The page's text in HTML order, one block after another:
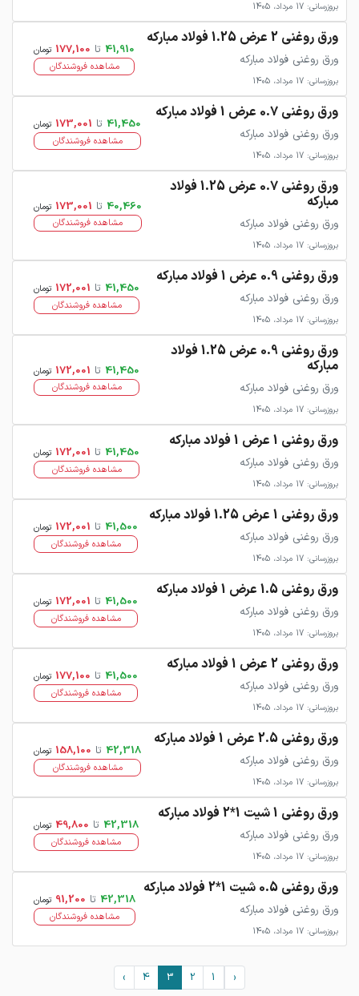
بروزرسانی: 17 مرداد، 1405
ورق روغنی 2 عرض 1.25 فولاد مبارکه
ورق روغنی فولاد مبارکه
بروزرسانی: 17 مرداد، 1405
41,910 تا 177,100 تومان
مشاهده فروشندگان
ورق روغنی 0.7 عرض 1 فولاد مبارکه
ورق روغنی فولاد مبارکه
بروزرسانی: 17 مرداد، 1405
41,450 تا 173,001 تومان
مشاهده فروشندگان
ورق روغنی 0.7 عرض 1.25 فولاد
مبارکه
ورق روغنی فولاد مبارکه
بروزرسانی: 17 مرداد، 1405
40,460 تا 173,001 تومان
مشاهده فروشندگان
ورق روغنی 0.9 عرض 1 فولاد مبارکه
ورق روغنی فولاد مبارکه
بروزرسانی: 17 مرداد، 1405
41,450 تا 172,001 تومان
مشاهده فروشندگان
ورق روغنی 0.9 عرض 1.25 فولاد
مبارکه
ورق روغنی فولاد مبارکه
بروزرسانی: 17 مرداد، 1405
41,450 تا 172,001 تومان
مشاهده فروشندگان
ورق روغنی 1 عرض 1 فولاد مبارکه
ورق روغنی فولاد مبارکه
بروزرسانی: 17 مرداد، 1405
41,450 تا 172,001 تومان
مشاهده فروشندگان
ورق روغنی 1 عرض 1.25 فولاد مبارکه
ورق روغنی فولاد مبارکه
بروزرسانی: 17 مرداد، 1405
41,500 تا 172,001 تومان
مشاهده فروشندگان
ورق روغنی 1.5 عرض 1 فولاد مبارکه
ورق روغنی فولاد مبارکه
بروزرسانی: 17 مرداد، 1405
41,500 تا 172,001 تومان
مشاهده فروشندگان
ورق روغنی 2 عرض 1 فولاد مبارکه
ورق روغنی فولاد مبارکه
بروزرسانی: 17 مرداد، 1405
41,500 تا 177,100 تومان
مشاهده فروشندگان
ورق روغنی 2.5 عرض 1 فولاد مبارکه
ورق روغنی فولاد مبارکه
بروزرسانی: 17 مرداد، 1405
42,318 تا 158,100 تومان
مشاهده فروشندگان
ورق روغنی 1 شیت 1*2 فولاد مبارکه
ورق روغنی فولاد مبارکه
بروزرسانی: 17 مرداد، 1405
42,318 تا 49,800 تومان
مشاهده فروشندگان
ورق روغنی 0.5 شیت 1*2 فولاد مبارکه
ورق روغنی فولاد مبارکه
بروزرسانی: 17 مرداد، 1405
42,318 تا 91,200 تومان
مشاهده فروشندگان
‹
1
2
3
4
›